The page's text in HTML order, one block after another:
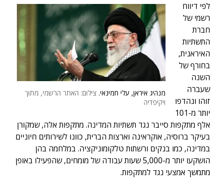
מנהיג איראן, עלי חמינאי. צילום: האתר הרשמי, מתוך
ויקיפדיה
לפי דיווח
רשמי של
חברת
התשתיות
האיראנית,
בחורף של
השנה
שעברה
זוהו ונהדפו
יותר מ-101
אלף מתקפות סייבר נגד תשתיות המדינה. מתקפות אלה, שמקורן
בעיקר ברוסיה, אוקראינה וארצות הברית, כוונו לשירותים חיוניים
במדינה, כמו בנקים ורשתות טלקומוניקציה. במלחמה בהן
הושקעו יותר מ-5,000 שעות עבודה של מומחים, שהפעילו באופן
מתמשך אמצעי נגד למתקפות.